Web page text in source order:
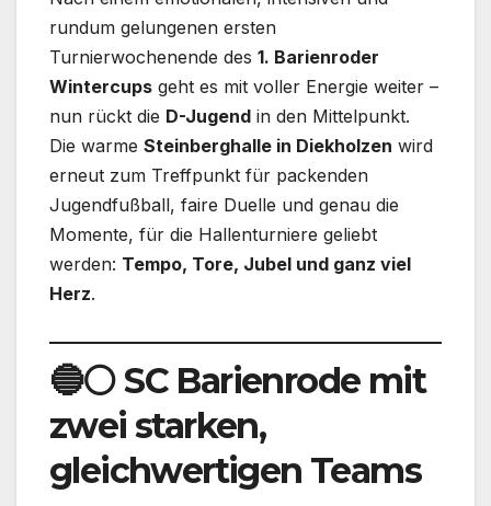
rundum gelungenen ersten
Turnierwochenende des 1. Barienroder
Wintercups geht es mit voller Energie weiter –
nun rückt die D-Jugend in den Mittelpunkt.
Die warme Steinberghalle in Diekholzen wird
erneut zum Treffpunkt für packenden
Jugendfußball, faire Duelle und genau die
Momente, für die Hallenturniere geliebt
werden: Tempo, Tore, Jubel und ganz viel
Herz.
🔵⚪ SC Barienrode mit
zwei starken,
gleichwertigen Teams